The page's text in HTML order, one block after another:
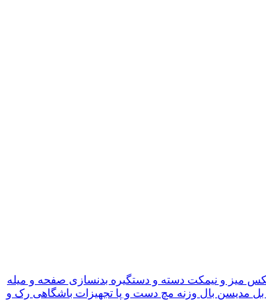
میز و نیمکت دسته و دستگیره بدنسازی صفحه و میله
مدیسن بال وزنه مچ دست و پا تجهیزات باشگاهی رک و